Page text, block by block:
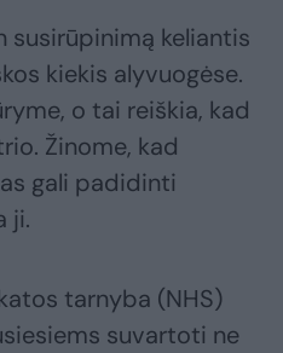
susirūpinimą keliantis
kiekis alyvuogėse.
o tai reiškia, kad
Žinome, kad
gali padidinti
ji.
tarnyba (NHS)
suvartoti ne